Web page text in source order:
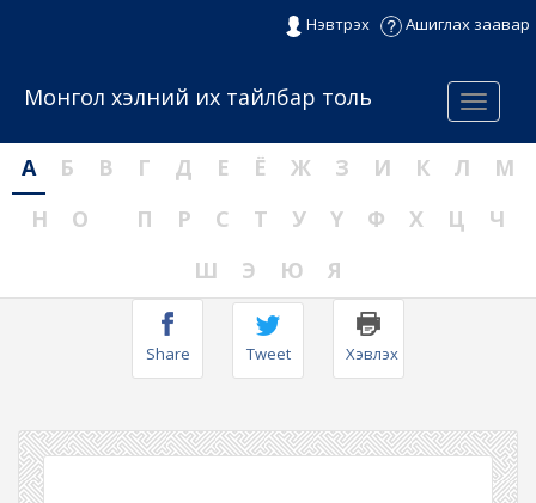
Нэвтрэх Ашиглах заавар
Menu
Монгол хэлний их тайлбар толь
А Б В Г Д Е Ё Ж З И К Л
М
Н
О П Р С Т У Ү Ф Х Ц
Ч
Ш
Э Ю Я
Share Tweet Хэвлэх